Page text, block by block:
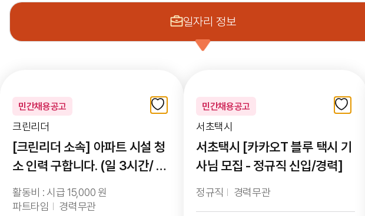
일자리 정보
일자리 정보
민간채용공고
크린리더
[크린리더 소속] 아파트 시설 청
소 인력 구합니다. (일 3시간/ 주
3회)
활동비 : 시급 15,000 원
파트타임
경력무관
민간채용공고
서초택시
서초택시 [카카오T 블루 택시 기
사님 모집 - 정규직 신입/경력]
정규직 경력무관